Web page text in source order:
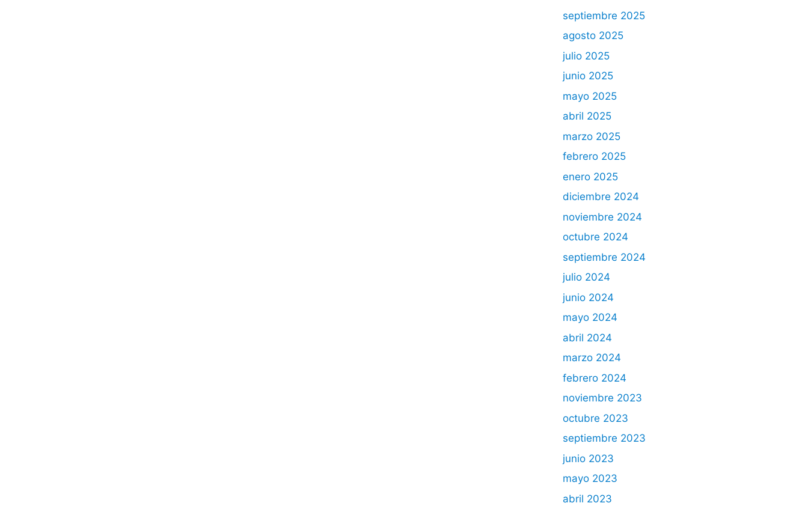
septiembre 2025
agosto 2025
julio 2025
junio 2025
mayo 2025
abril 2025
marzo 2025
febrero 2025
enero 2025
diciembre 2024
noviembre 2024
octubre 2024
septiembre 2024
julio 2024
junio 2024
mayo 2024
abril 2024
marzo 2024
febrero 2024
noviembre 2023
octubre 2023
septiembre 2023
junio 2023
mayo 2023
abril 2023